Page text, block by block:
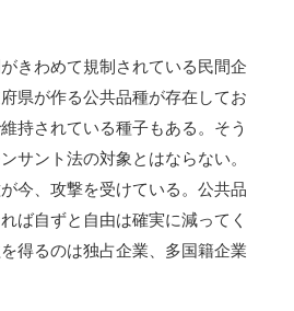
きわめて規制されている民間企
県が作る公共品種が存在してお
持されている種子もある。そう
サント法の対象とはならない。
今、攻撃を受けている。公共品
ば自ずと自由は確実に減ってく
得るのは独占企業、多国籍企業